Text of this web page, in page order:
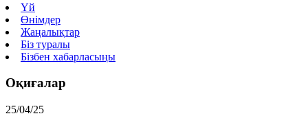
Үй
Өнімдер
Жаңалықтар
Біз туралы
Бізбен хабарласыңы
Оқиғалар
25/04/25